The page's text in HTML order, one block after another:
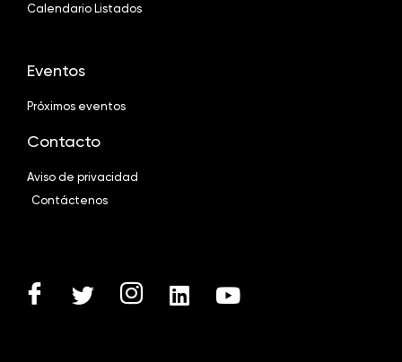
Calendario Listados
Eventos
Próximos eventos
Contacto
Aviso de privacidad
Contáctenos